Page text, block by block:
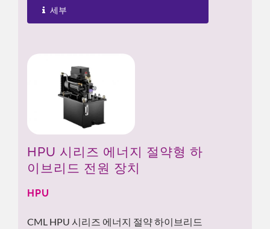
세부
HPU 시리즈 에너지 절약형 하
이브리드 전원 장치
HPU
CML HPU 시리즈 에너지 절약 하이브리드